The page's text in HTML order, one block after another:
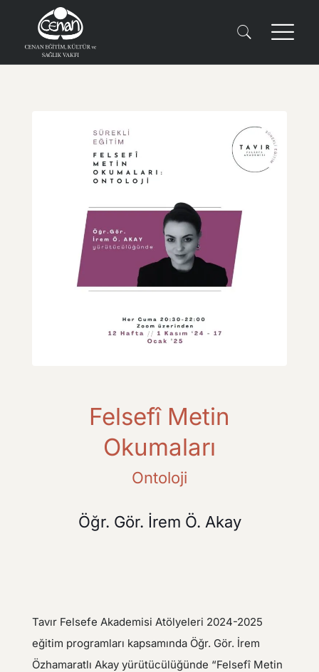
Felsefî Metin
Okumaları
Ontoloji
Öğr. Gör. İrem Ö. Akay
Tavır Felsefe Akademisi Atölyeleri 2024-2025
eğitim programları kapsamında Öğr. Gör. İrem
Özhamaratlı Akay yürütücülüğünde “Felsefî Metin